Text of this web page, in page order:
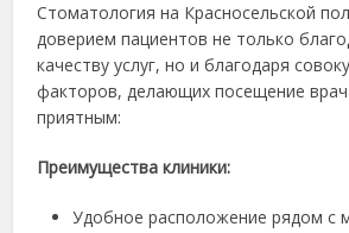
Стоматология на Красносельской
доверием пациентов не только
качеству услуг, но и благодаря
факторов, делающих посещение
приятным:
Преимущества клиники:
Удобное расположение рядом с